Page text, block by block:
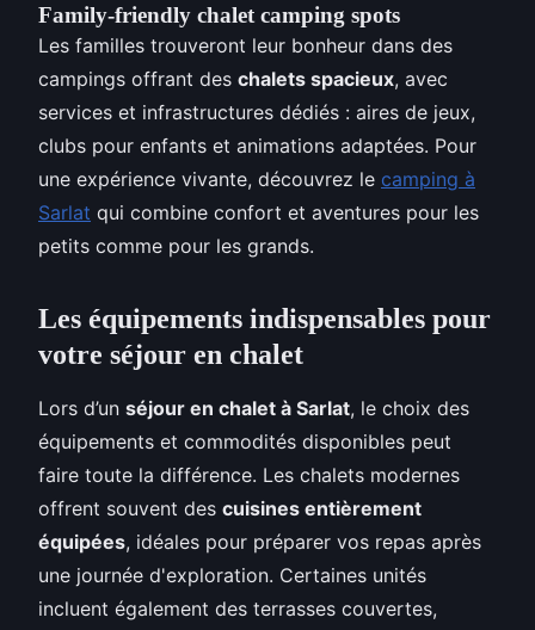
Family-friendly chalet camping spots
Les familles trouveront leur bonheur dans des
campings offrant des chalets spacieux, avec
services et infrastructures dédiés : aires de jeux,
clubs pour enfants et animations adaptées. Pour
une expérience vivante, découvrez le camping à
Sarlat qui combine confort et aventures pour les
petits comme pour les grands.
Les équipements indispensables pour
votre séjour en chalet
Lors d’un séjour en chalet à Sarlat, le choix des
équipements et commodités disponibles peut
faire toute la différence. Les chalets modernes
offrent souvent des cuisines entièrement
équipées, idéales pour préparer vos repas après
une journée d'exploration. Certaines unités
incluent également des terrasses couvertes,